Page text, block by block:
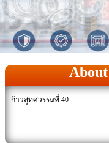
ก้าวสู่ทศวรรษที่ 40